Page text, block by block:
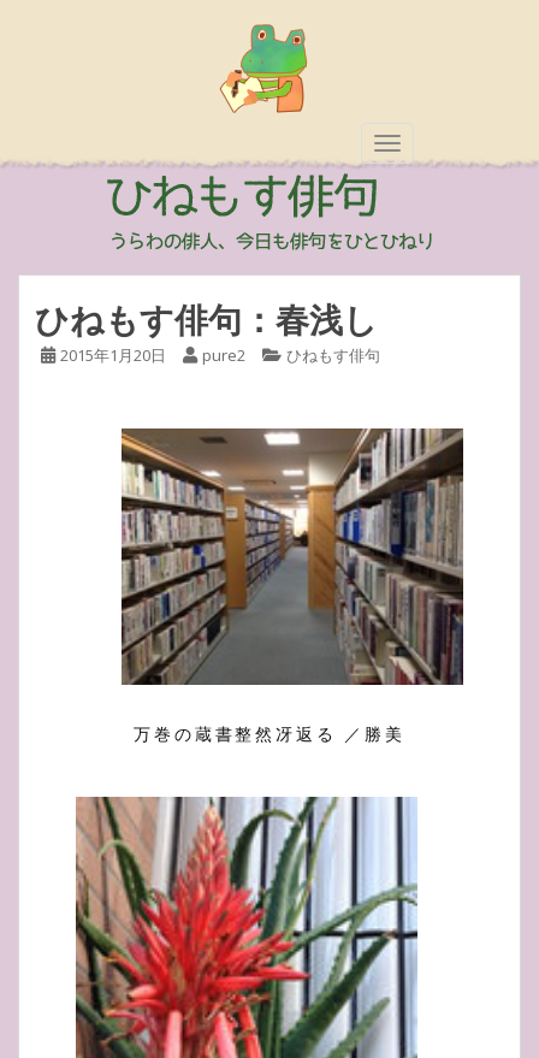
TOGGLE
ひねもす俳句：春浅し
2015年1月20日 pure2 ひねもす俳句
万巻の蔵書整然冴返る ／勝美